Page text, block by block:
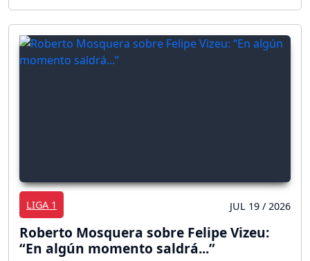
LIGA 1 JUL 19 / 2026
Roberto Mosquera sobre Felipe Vizeu:
“En algún momento saldrá...”